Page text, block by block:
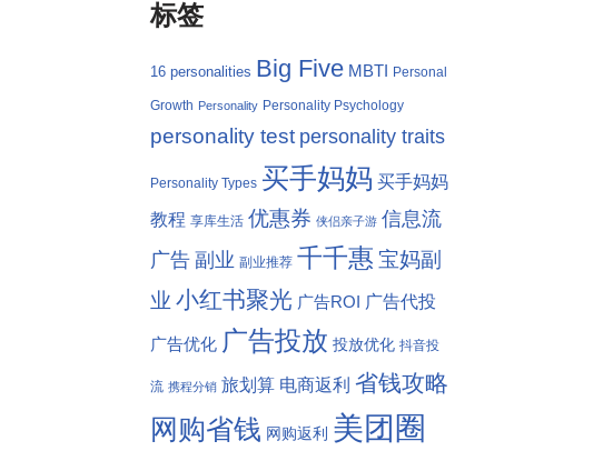
标签
16 personalities Big Five MBTI Personal
Growth Personality Personality Psychology
personality test personality traits
Personality Types 买手妈妈 买手妈妈
教程 享库生活 优惠券 侠侣亲子游 信息流
广告 副业 副业推荐 千千惠 宝妈副
业 小红书聚光 广告ROI 广告代投
广告优化 广告投放 投放优化 抖音投
流 携程分销 旅划算 电商返利 省钱攻略
网购省钱 网购返利 美团圈